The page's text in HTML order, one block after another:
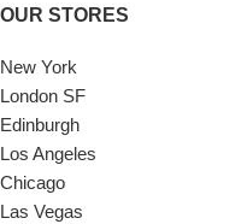
OUR STORES
New York
London SF
Edinburgh
Los Angeles
Chicago
Las Vegas